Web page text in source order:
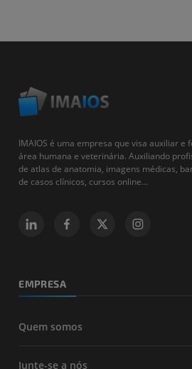
IMAIOS é uma empresa que visa auxiliar e
área humana e veterinária. Auxiliando
de atlas de anatomia, imagens médicas,
de casos clínicos, cursos online...
EMPRESA
Quem somos
Junte-se a nós